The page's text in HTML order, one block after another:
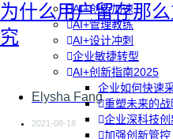
AI+创新加速
AI+管理教练
AI+设计冲刺
企业敏捷转型
AI+创新指南2025
企业如何快速
重塑未来的战
企业深科技创
加强创新管控
为什么用户留存那
究
Elysha Fang
2021-08-18